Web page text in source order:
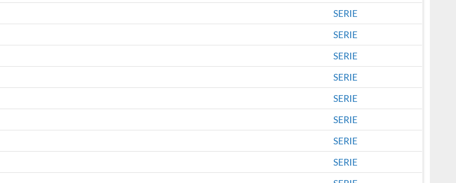
SERIE
SERIE
SERIE
SERIE
SERIE
SERIE
SERIE
SERIE